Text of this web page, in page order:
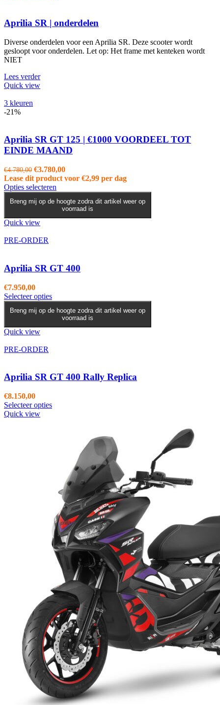
Aprilia SR | onderdelen
Diverse onderdelen voor een Aprilia SR. Deze scooter wordt
gesloopt voor onderdelen. Let op: Het frame met kenteken wordt
NIET
Lees verder
Quick view
3 kleuren
-21%
Aprilia SR GT 125 | €1000 VOORDEEL TOT
EINDE MAAND
€4.780,00 Oorspronkelijke
prijs
was:
€4.780,00.
€3.780,00Huidige
prijs
€3.780,00.
Lease dit product voor €2,99 per dag
Opties selecteren
product
heeft
meerdere
worden
op
Breng mij op de hoogte zodra dit artikel weer op
voorraad is
Quick view
PRE-ORDER
Aprilia SR GT 400
€7.950,00
Selecteer optiesDit
product
heeft
meerdere
worden
productpagina
Breng mij op de hoogte zodra dit artikel weer op
voorraad is
Quick view
PRE-ORDER
Aprilia SR GT 400 Rally Replica
€8.150,00
Selecteer opties
Quick view